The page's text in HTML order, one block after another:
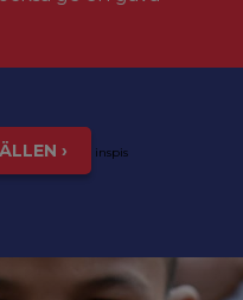
› inspis